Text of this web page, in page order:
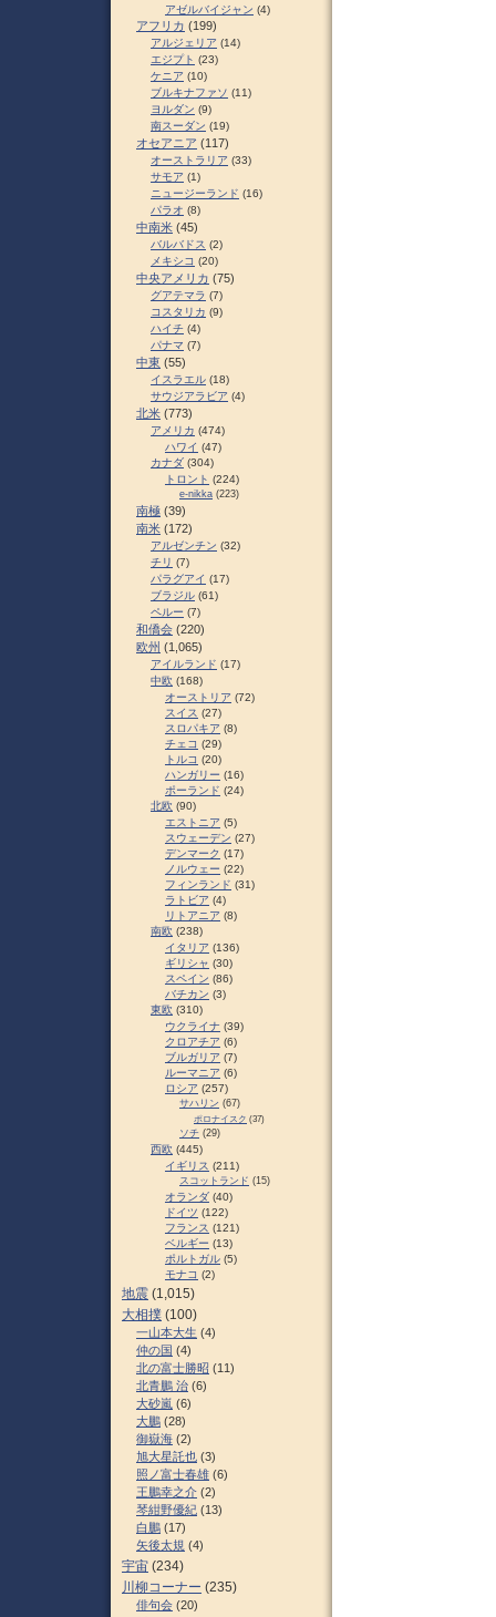
アゼルバイジャン (4)
アフリカ (199)
アルジェリア (14)
エジプト (23)
ケニア (10)
ブルキナファソ (11)
ヨルダン (9)
南スーダン (19)
オセアニア (117)
オーストラリア (33)
サモア (1)
ニュージーランド (16)
パラオ (8)
中南米 (45)
バルバドス (2)
メキシコ (20)
中央アメリカ (75)
グアテマラ (7)
コスタリカ (9)
ハイチ (4)
パナマ (7)
中東 (55)
イスラエル (18)
サウジアラビア (4)
北米 (773)
アメリカ (474)
ハワイ (47)
カナダ (304)
トロント (224)
e-nikka (223)
南極 (39)
南米 (172)
アルゼンチン (32)
チリ (7)
パラグアイ (17)
ブラジル (61)
ペルー (7)
和僑会 (220)
欧州 (1,065)
アイルランド (17)
中欧 (168)
オーストリア (72)
スイス (27)
スロパキア (8)
チェコ (29)
トルコ (20)
ハンガリー (16)
ポーランド (24)
北欧 (90)
エストニア (5)
スウェーデン (27)
デンマーク (17)
ノルウェー (22)
フィンランド (31)
ラトビア (4)
リトアニア (8)
南欧 (238)
イタリア (136)
ギリシャ (30)
スペイン (86)
バチカン (3)
東欧 (310)
ウクライナ (39)
クロアチア (6)
ブルガリア (7)
ルーマニア (6)
ロシア (257)
サハリン (67)
ポロナイスク (37)
ソチ (29)
西欧 (445)
イギリス (211)
スコットランド (15)
オランダ (40)
ドイツ (122)
フランス (121)
ベルギー (13)
ポルトガル (5)
モナコ (2)
地震 (1,015)
大相撲 (100)
一山本大生 (4)
仲の国 (4)
北の富士勝昭 (11)
北青鵬 治 (6)
大砂嵐 (6)
大鵬 (28)
御嶽海 (2)
旭大星託也 (3)
照ノ富士春雄 (6)
王鵬幸之介 (2)
琴紺野優紀 (13)
白鵬 (17)
矢後太規 (4)
宇宙 (234)
川柳コーナー (235)
俳句会 (20)